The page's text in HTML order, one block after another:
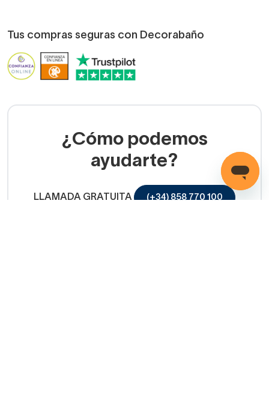
Tus compras seguras con Decorabaño
¿Cómo podemos
ayudarte?
LLAMADA GRATUITA (+34) 858 770 100